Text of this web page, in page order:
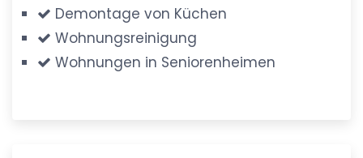
Demontage von Küchen
Wohnungsreinigung
Wohnungen in Seniorenheimen